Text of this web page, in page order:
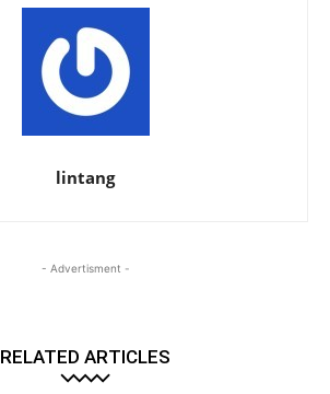
lintang
- Advertisment -
RELATED ARTICLES